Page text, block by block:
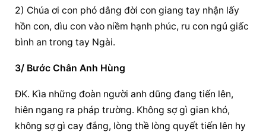
2) Chúa ơi con phó dâng đời con giang tay nhận lấy
hồn con, dìu con vào niềm hạnh phúc, ru con ngủ giấc
bình an trong tay Ngài.
3/ Bước Chân Anh Hùng
ĐK. Kìa những đoàn người anh dũng đang tiến lên,
hiên ngang ra pháp trường. Không sợ gì gian khó,
không sợ gì cay đắng, lòng thề lòng quyết tiến lên hy